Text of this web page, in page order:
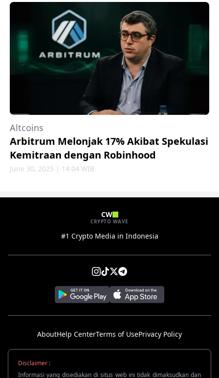
Altcoins
Arbitrum Melonjak 17% Akibat Spekulasi
Kemitraan dengan Robinhood
June 30, 2025 | 14:04 WIB
CW
CRYPTO WAVE
#1 Crypto Media in Indonesia
AboutHelp CenterTerms of UsePrivacy Policy
Disclaimer :
Informasi yang disediakan di situs web ini tidak dimaksudkan dan